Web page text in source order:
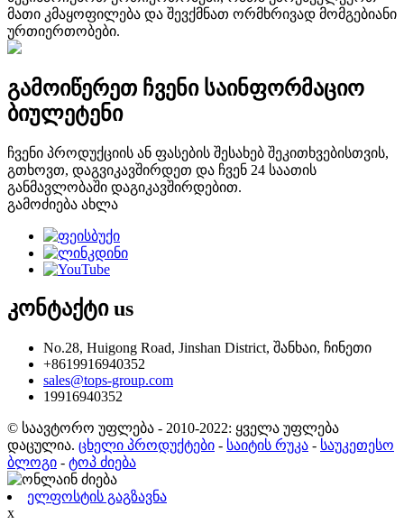
მათი კმაყოფილება და შევქმნათ ორმხრივად მომგებიანი
ურთიერთობები.
გამოიწერეთ ჩვენი საინფორმაციო
ბიულეტენი
ჩვენი პროდუქციის ან ფასების შესახებ შეკითხვებისთვის,
გთხოვთ, დაგვიკავშირდეთ და ჩვენ 24 საათის
განმავლობაში დაგიკავშირდებით.
გამოძიება ახლა
კონტაქტიus
No.28, Huigong Road, Jinshan District, შანხაი, ჩინეთი
+8619916940352
sales@tops-group.com
19916940352
© საავტორო უფლება - 2010-2022: ყველა უფლება
დაცულია. ცხელი პროდუქტები - საიტის რუკა - საუკეთესო
ბლოგი - ტოპ ძიება
ელფოსტის გაგზავნა
x